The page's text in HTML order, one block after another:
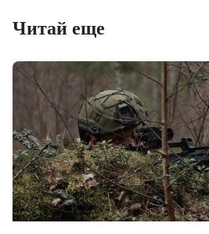
Читай еще